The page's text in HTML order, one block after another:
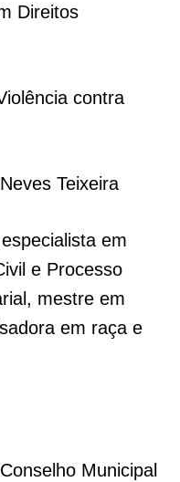
Direitos
contra
Teixeira
em
e Processo
mestre em
em raça e
Municipal